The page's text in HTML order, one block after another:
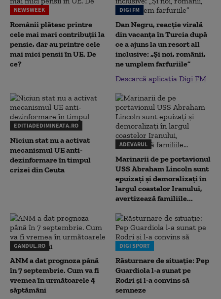
NEWSWEEK
Românii plătesc printre
cele mai mari contribuții la
pensie, dar au printre cele
mai mici pensii în UE. De
ce?
DIGI FM
Dan Negru, reacție virală
din vacanța în Turcia după
ce a ajuns la un resort all
inclusive: „Și noi, românii,
ne umplem farfuriile”
Descarcă aplicația Digi FM
EDITIADEDIMINEATA.RO
Niciun stat nu a activat
mecanismul UE anti-
dezinformare în timpul
crizei din Ceuta
ADEVARUL
Marinarii de pe portavionul
USS Abraham Lincoln sunt
epuizați și demoralizați în
largul coastelor Iranului,
avertizează familiile...
GANDUL.RO
ANM a dat prognoza până
în 7 septembrie. Cum va fi
vremea în următoarele 4
săptămâni
DIGI SPORT
Răsturnare de situație: Pep
Guardiola l-a sunat pe
Rodri și l-a convins să
semneze